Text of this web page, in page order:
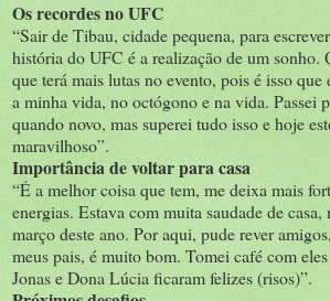
Os recordes no UFC
“Sair de Tibau, cidade pequena, para
história do UFC é a realização de um sonho.
que terá mais lutas no evento, pois é isso
a minha vida, no octógono e na vida. Passei
quando novo, mas superei tudo isso e hoje
maravilhoso”.
Importância de voltar para casa
“É a melhor coisa que tem, me deixa mais
energias. Estava com muita saudade de
março deste ano. Por aqui, pude rever
meus pais, é muito bom. Tomei café com
Jonas e Dona Lúcia ficaram felizes (risos)”.